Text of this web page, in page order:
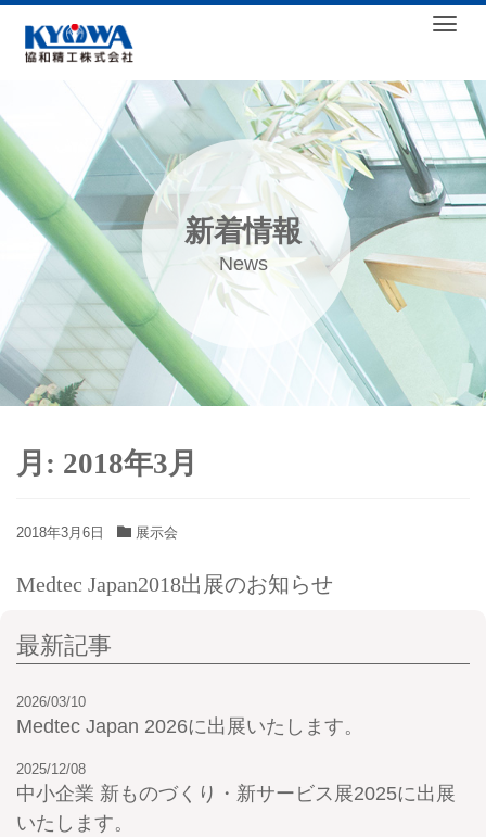
新着情報
News
月: 2018年3月
2018年3月6日 展示会
Medtec Japan2018出展のお知らせ
最新記事
2026/03/10
Medtec Japan 2026に出展いたします。
2025/12/08
中小企業 新ものづくり・新サービス展2025に出展
いたします。